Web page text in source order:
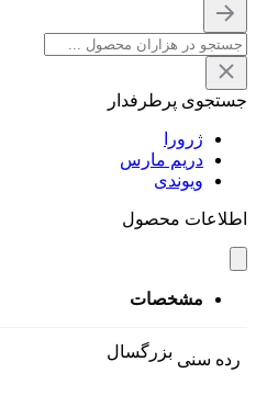
جستجوی پرطرفدار
ژرورا
دریم مارس
ویوندی
اطلاعات محصول
مشخصات
رده سنی بزرگسال